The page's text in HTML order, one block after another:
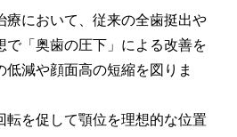
療において、従来の全歯挺出や
で「奥歯の圧下」による改善を
減や顔面高の短縮を図りま
転を促して顎位を理想的な位置